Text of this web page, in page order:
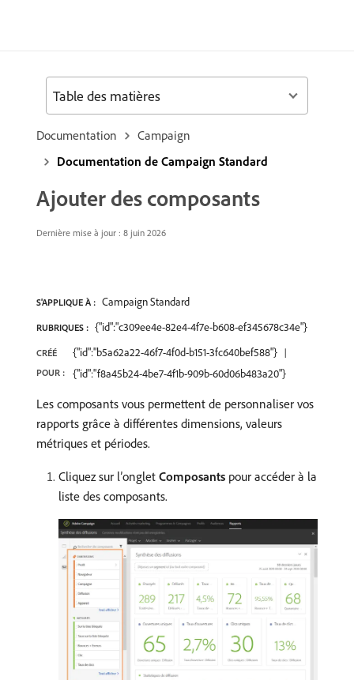
Documentation
Campaign
Documentation de Campaign Standard
Ajouter des composants
Dernière mise à jour : 8 juin 2026
S'APPLIQUE À : Campaign Standard
RUBRIQUES : {"id":"c309ee4e-82e4-4f7e-b608-ef345678c34e"}
CRÉÉ
POUR :
{"id":"b5a62a22-46f7-4f0d-b151-3fc640bef588"}
{"id":"f8a45b24-4be7-4f1b-909b-60d06b483a20"}
Les composants vous permettent de personnaliser vos
rapports grâce à différentes dimensions, valeurs
métriques et périodes.
Cliquez sur l’onglet Composants pour accéder à la
liste des composants.
Table des matières